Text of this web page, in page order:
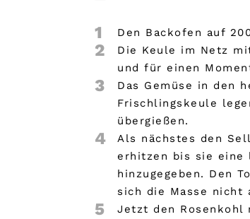
1 Den Backofen auf
2
Die Keule im Netz
und für einen
3
Das Gemüse in den
Frischlingskeule
übergießen.
4
Als nächstes den
erhitzen bis sie eine
hinzugegeben. Den
sich die Masse nicht
5
Jetzt den Rosenkohl